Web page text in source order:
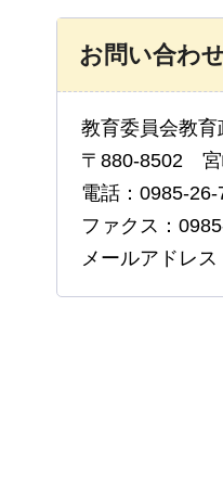
お問い合わ
教育委員会教
〒880-8502 宮
電話：0985-26-
ファクス：
メールアドレス